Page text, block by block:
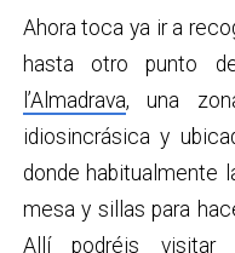
Ahora toca ya ir a
hasta otro punto
l’Almadrava, una
idiosincrásica y
donde habitualmente
mesa y sillas para
Allí podréis